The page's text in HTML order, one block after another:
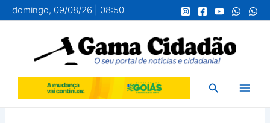
para
conteúdo
domingo, 09/08/26 | 08:50
Pesquisar